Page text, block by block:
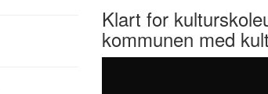
Klart for
kommunen med